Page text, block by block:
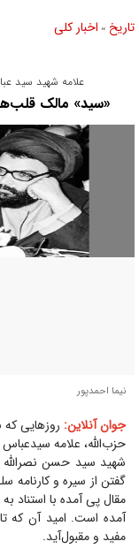
تاریخ » اخبار کلی
علامه شهید سید
«سید» مالک
نیما احمدپور
جوان آنلاین: روز‌هایی که
حزب‌الله، علامه
شهید سید حسن
گفتن از سیره و کارنامه
مقال پی آمده با استناد
آمده است. امید آن که
مفید و مقبول‌آید.